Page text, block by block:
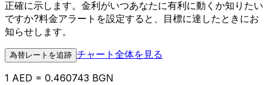
正確に示します。金利がいつあなたに有利に動くか知りたい
ですか?料金アラートを設定すると、目標に達したときにお
知らせします。
為替レートを追跡 チャート全体を見る
1 AED = 0.460743 BGN